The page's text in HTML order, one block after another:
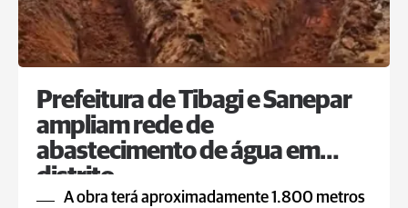
Prefeitura de Tibagi e Sanepar
ampliam rede de
abastecimento de água em
distrito
A obra terá aproximadamente 1.800 metros